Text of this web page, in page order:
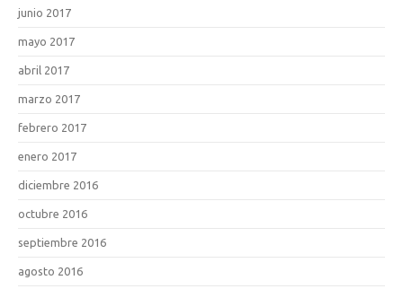
junio 2017
mayo 2017
abril 2017
marzo 2017
febrero 2017
enero 2017
diciembre 2016
octubre 2016
septiembre 2016
agosto 2016